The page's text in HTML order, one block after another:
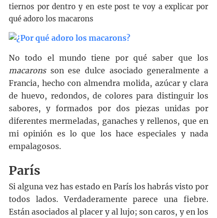
tiernos por dentro y en este post te voy a explicar por
qué adoro los macarons
No todo el mundo tiene por qué saber que los
macaronsson ese dulce asociado generalmente a
Francia, hecho con almendra molida, azúcar y clara
de huevo, redondos, de colores para distinguir los
sabores, y formados por dos piezas unidas por
diferentes mermeladas, ganaches y rellenos, que en
mi opinión es lo que los hace especiales y nada
empalagosos.
París
Si alguna vez has estado en París los habrás visto por
todos lados. Verdaderamente parece una fiebre.
Están asociados al placer y al lujo; son caros, y en los